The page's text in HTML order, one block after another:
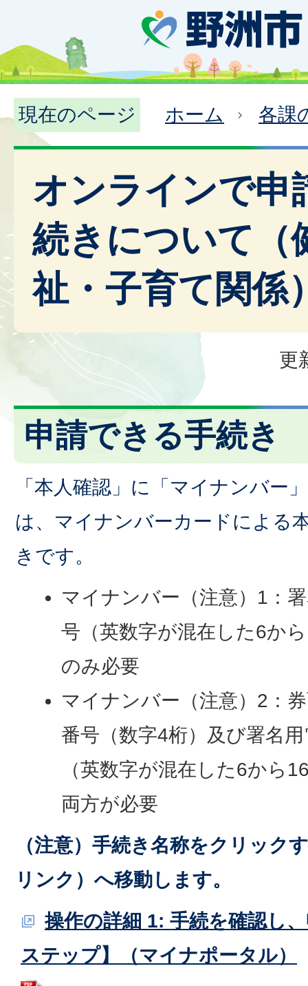
現在のページ ホーム 各課
オンラインで申
続きについて（
祉・子育て関係
更
申請できる手続き
「本人確認」に「マイナンバー
は、マイナンバーカードによる
きです。
マイナンバー（注意）1：
号（英数字が混在した6か
のみ必要
マイナンバー（注意）2：
番号（数字4桁）及び署名
（英数字が混在した6から
両方が必要
（注意）手続き名称をクリック
リンク）へ移動します。
操作の詳細 1: 手続を確認し
ステップ】（マイナポータル）